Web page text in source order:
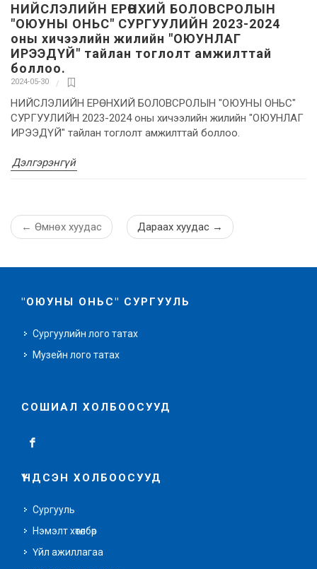
НИЙСЛЭЛИЙН ЕРӨНХИЙ БОЛОВСРОЛЫН
"ОЮУНЫ ОНЬС" СУРГУУЛИЙН 2023-2024
оны хичээлийн жилийн "ОЮУНЛАГ
ИРЭЭДҮЙ" тайлан тоглолт амжилттай
боллоо.
2024-05-30
НИЙСЛЭЛИЙН ЕРӨНХИЙ БОЛОВСРОЛЫН "ОЮУНЫ ОНЬС"
СУРГУУЛИЙН 2023-2024 оны хичээлийн жилийн "ОЮУНЛАГ
ИРЭЭДҮЙ" тайлан тоглолт амжилттай боллоо.
Дэлгэрэнгүй
← Өмнөх хуудас Дараах хуудас →
"ОЮУНЫ ОНЬС" СУРГУУЛЬ
Сургуулийн лого татах
Музейн лого татах
СОШИАЛ ХОЛБООСУУД
ҮНДСЭН ХОЛБООСУУД
Сургууль
Нэмэлт хөтөлбөр
Үйл ажиллагаа